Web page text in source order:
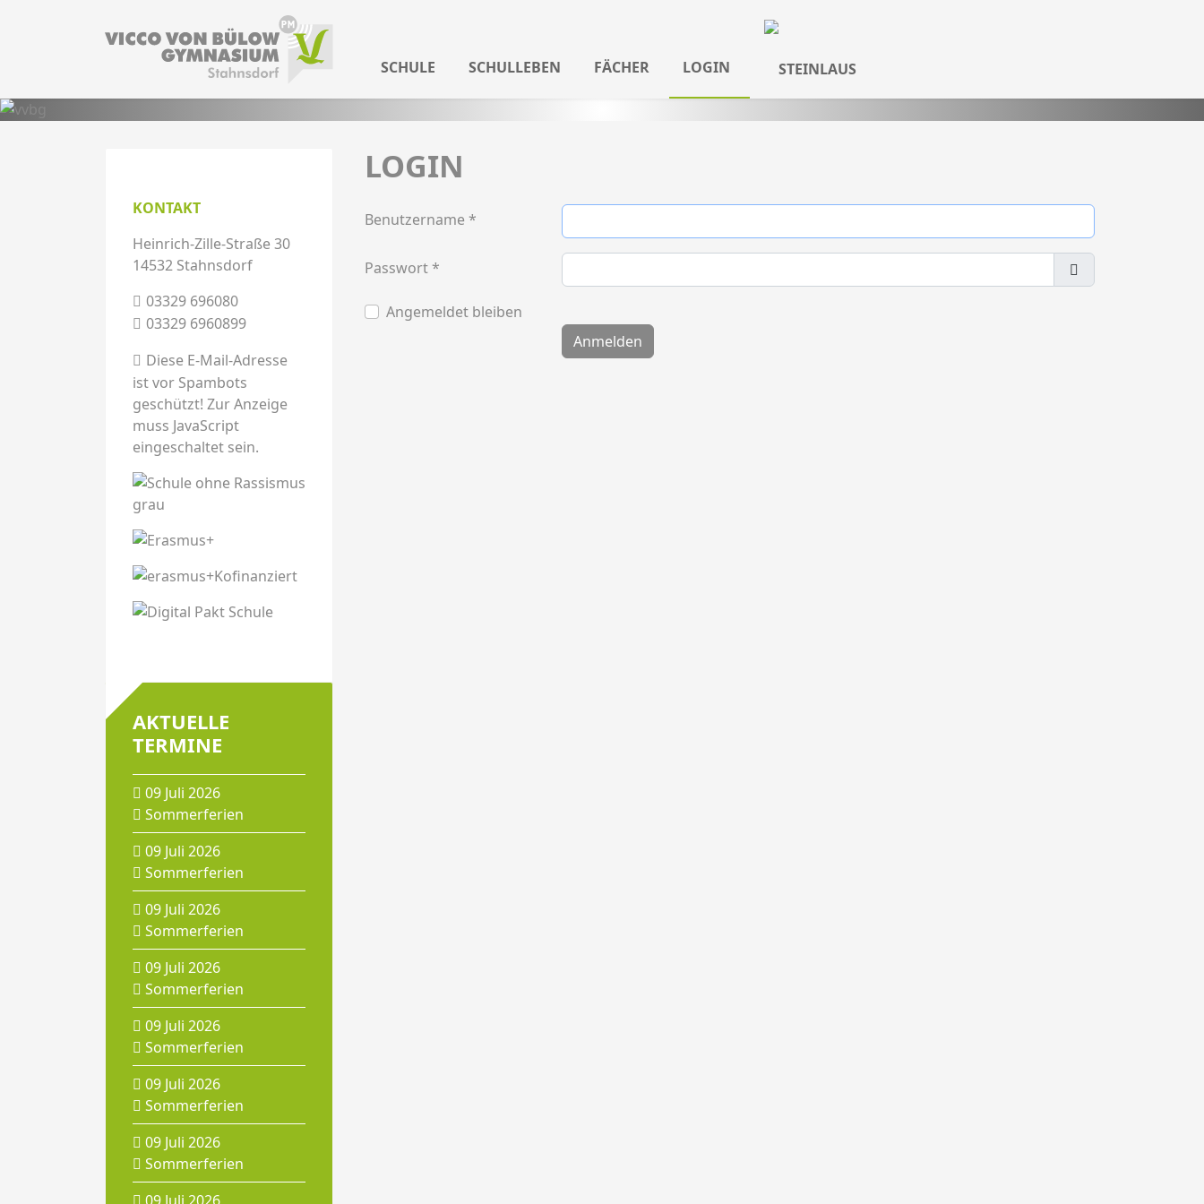
SCHULE SCHULLEBEN FÄCHER LOGIN
KONTAKT
Heinrich-Zille-Straße 30
14532 Stahnsdorf
03329 696080
03329 6960899
Diese E-Mail-Adresse
ist vor Spambots
geschützt! Zur Anzeige
muss JavaScript
eingeschaltet sein.
AKTUELLE
TERMINE
09 Juli 2026
Sommerferien
09 Juli 2026
Sommerferien
09 Juli 2026
Sommerferien
09 Juli 2026
Sommerferien
09 Juli 2026
Sommerferien
09 Juli 2026
Sommerferien
09 Juli 2026
Sommerferien
LOGIN
Benutzername *
Passwort*
Passwort anzeigen
Angemeldet bleiben
Anmelden